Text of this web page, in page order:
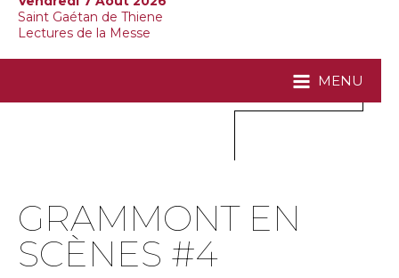
Saint Gaétan de Thiene
Lectures de la Messe
MENU
GRAMMONT EN
SCÈNES #4